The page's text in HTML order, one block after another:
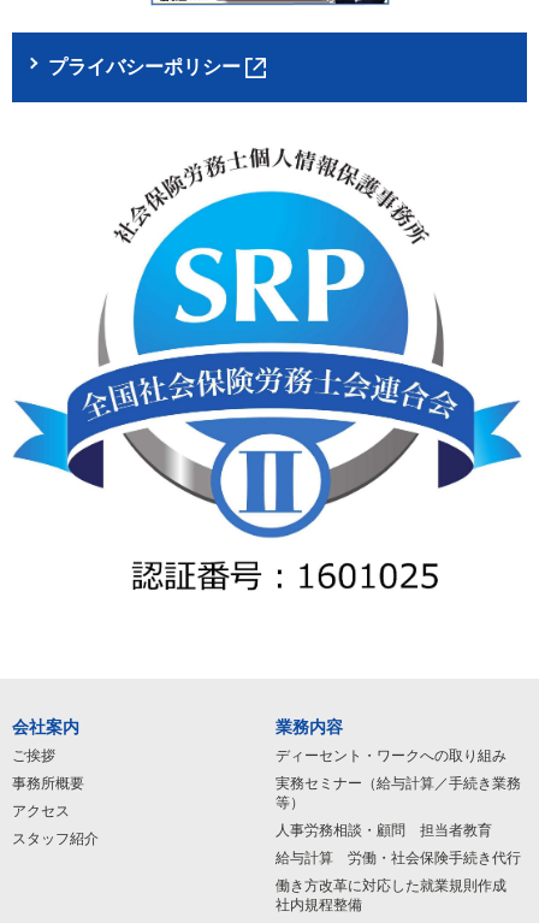
プライバシーポリシー
会社案内
ご挨拶
事務所概要
アクセス
スタッフ紹介
業務内容
ディーセント・ワークへの取り組み
実務セミナー（給与計算／手続き業務
等）
人事労務相談・顧問 担当者教育
給与計算 労働・社会保険手続き代行
働き方改革に対応した就業規則作成
社内規程整備